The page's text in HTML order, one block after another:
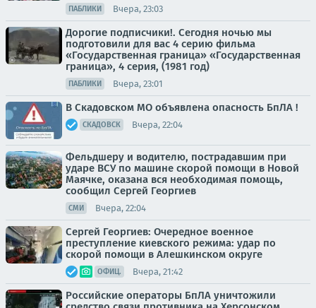
ПАБЛИКИ Вчера, 23:03
Дорогие подписчики!. Сегодня ночью мы
подготовили для вас 4 серию фильма
«Государственная граница» «Государственная
граница», 4 серия, (1981 год)
ПАБЛИКИ Вчера, 23:01
В Скадовском МО объявлена опасность БпЛА !
СКАДОВСК Вчера, 22:04
Фельдшеру и водителю, пострадавшим при
ударе ВСУ по машине скорой помощи в Новой
Маячке, оказана вся необходимая помощь,
сообщил Сергей Георгиев
СМИ Вчера, 22:04
Сергей Георгиев: Очередное военное
преступление киевского режима: удар по
скорой помощи в Алешкинском округе
ОФИЦ. Вчера, 21:42
Российские операторы БпЛА уничтожили